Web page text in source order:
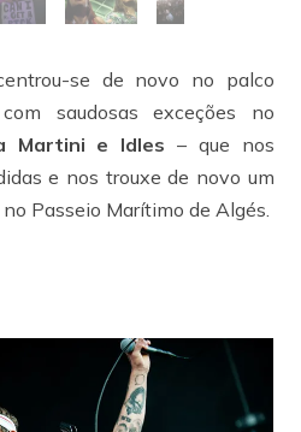
se de novo no palco
saudosas exceções no
Martini e Idles – que nos
e nos trouxe de novo um
Passeio Marítimo de Algés.